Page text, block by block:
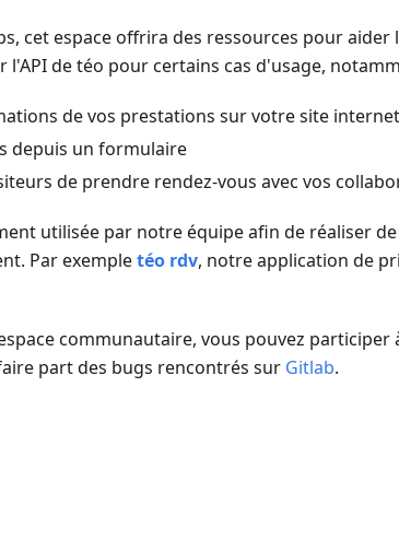
cet espace offrira des ressources pour aider
l'API de téo pour certains cas d'usage,
de vos prestations sur votre site
depuis un formulaire
de prendre rendez-vous avec vos
utilisée par notre équipe afin de réaliser
Par exempletéo rdv, notre application de
communautaire, vous pouvez participer
part des bugs rencontrés sur Gitlab.